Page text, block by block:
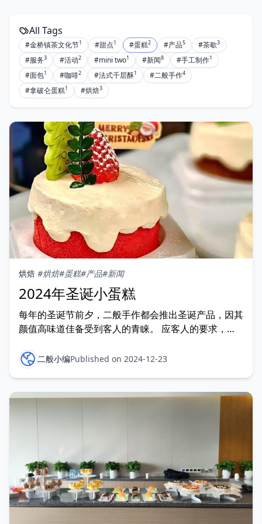
All Tags
#金桥镇茶文化节1 #甜点1 #蛋糕2 #产品5 #茶歇3
#服务3 #活动2 #mini two1 #新闻8 #手工制作1
#面包1 #咖啡2 #法式千层酥1 #二般手作4
#拿破仑蛋糕1 #烘焙3
烘焙 #烘焙#蛋糕#产品#新闻
2024年圣诞小蛋糕
每年的圣诞节前夕，二般手作都会推出圣诞产品，因其
颜值高味道佳备受到客人的青睐。 应客人的要求，
二般小编Published on 2024-12-23